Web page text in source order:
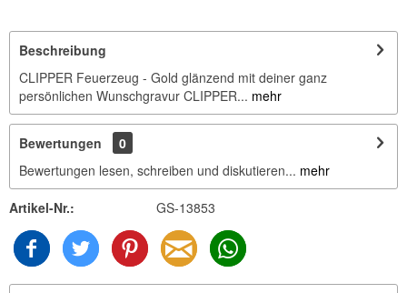
Beschreibung
CLIPPER Feuerzeug - Gold glänzend mit deiner ganz
persönlichen Wunschgravur CLIPPER... mehr
Bewertungen
0
Bewertungen lesen, schreiben und diskutieren... mehr
Artikel-Nr.: GS-13853